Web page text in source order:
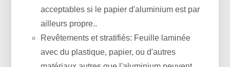
acceptables si le papier d'aluminium est par
ailleurs propre..
Revêtements et stratifiés: Feuille laminée
avec du plastique, papier, ou d'autres